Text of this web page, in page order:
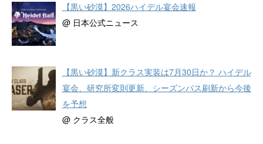
【黒い砂漠】2026ハイデル宴会速報
@ 日本公式ニュース
【黒い砂漠】新クラス実装は7月30日か？ ハイデル
宴会、研究所変則更新、シーズンパス刷新から今後
を予想
@ クラス全般